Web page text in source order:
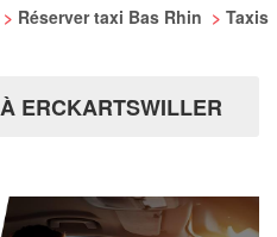
> Réserver taxi Bas Rhin > Taxis
ERCKARTSWILLER